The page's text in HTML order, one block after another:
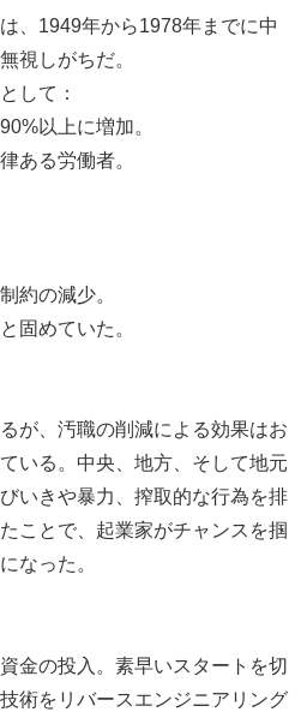
、1949年から1978年までに中
視しがちだ。
して：
以上に増加。
ある労働者。
約の減少。
固めていた。
が、汚職の削減による効果はお
いる。中央、地方、そして地元
いきや暴力、搾取的な行為を排
ことで、起業家がチャンスを掴
なった。
金の投入。素早いスタートを切
術をリバースエンジニアリング